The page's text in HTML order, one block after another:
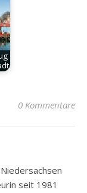
0 Kommentare
seit 1981